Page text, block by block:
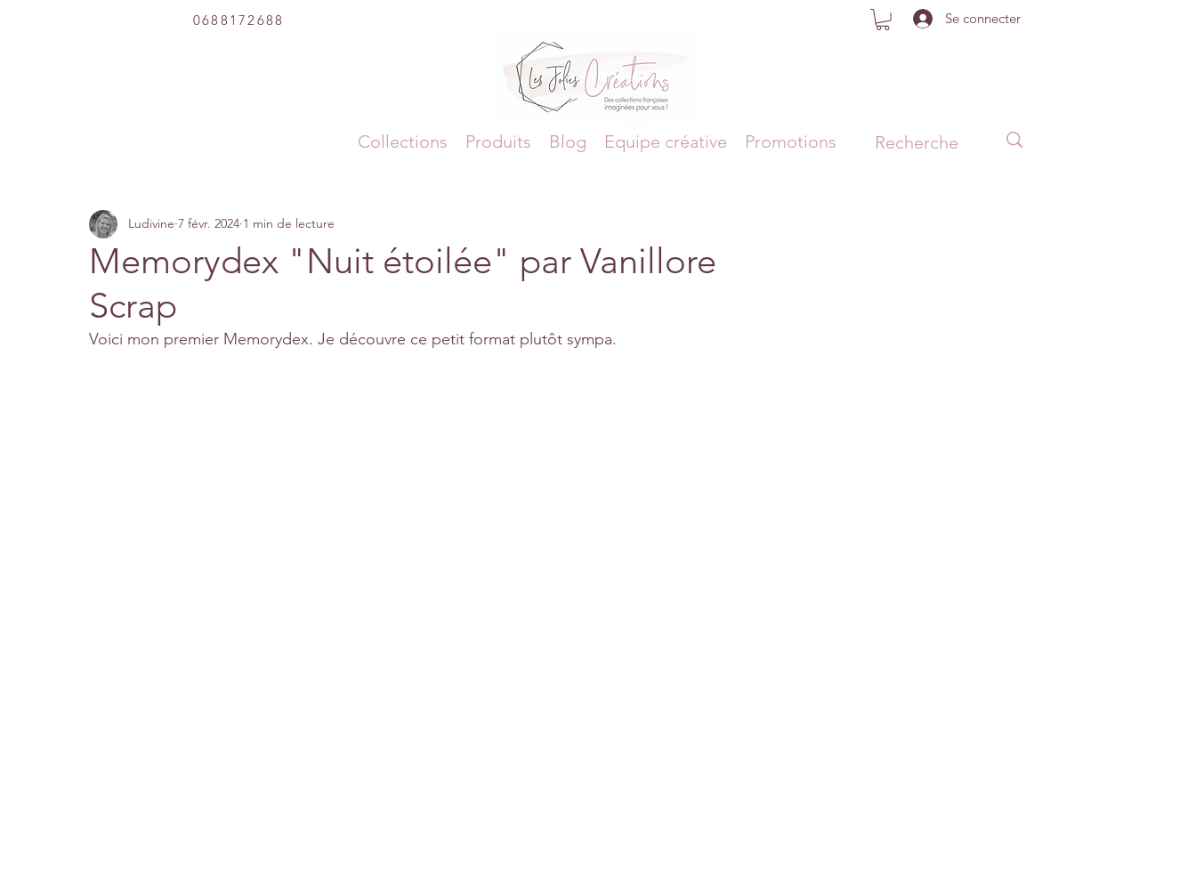
0688172688 Se connecter
Collections Produits Blog Equipe créative Promotions
Memorydex "Nuit étoilée" par Vanillore
Scrap
Ludivine 7 févr. 2024 1 min de lecture
Voici mon premier Memorydex. Je découvre ce petit format plutôt sympa.